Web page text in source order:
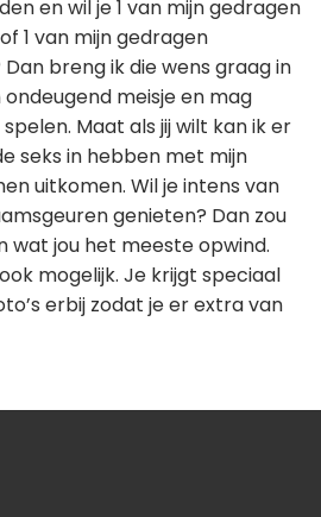
en wil je 1 van mijn gedragen
1 van mijn gedragen
breng ik die wens graag in
meisje en mag
Maat als jij wilt kan ik er
seks in hebben met mijn
uitkomen. Wil je intens van
genieten? Dan zou
wat jou het meeste opwind.
mogelijk. Je krijgt speciaal
erbij zodat je er extra van